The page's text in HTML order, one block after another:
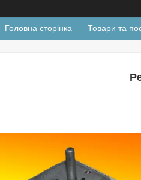
Головна сторінка Товари та